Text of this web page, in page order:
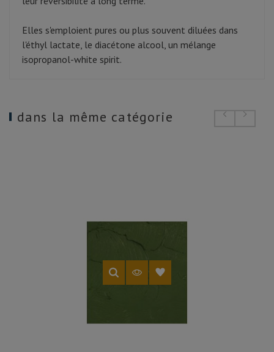
Elles s'emploient pures ou plus souvent diluées dans
l'éthyl lactate, le diacétone alcool, un mélange
isopropanol-white spirit.
dans la même catégorie